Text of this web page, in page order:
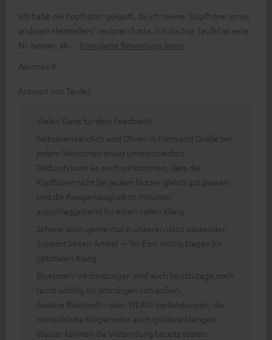
Ich habe die Kopfhörer gekauft, da ich meine "Kopfhörer eines
anderen Herstellers" verloren hatte. Ich dachte Teufel ist eine
Nr. besser, ab
Komplette Bewertung lesen
Norman B.
Antwort von Teufel:
Vielen Dank für dein Feedback!
Selbstverständlich sind Ohren in Form und Größe bei
jedem Menschen etwas unterschiedlich.
Dadurch kann es auch vorkommen, dass die
Kopfhörer nicht bei jedem Nutzer gleich gut passen -
und die Passgenauigkeit ist mitunter
ausschlaggebend für einen vollen Klang.
Schaue auch gerne mal in unseren dazu passenden
Support Seiten Artikel -> "In-Ears richtig tragen für
optimalen Klang"
Bluetooth-Verbindungen sind auch heutzutage noch
recht anfällig für Störungen von außen.
Andere Bluetooth- oder WLAN-Verbindungen, der
menschliche Körper oder auch größere Mengen
Wasser können die Verbindung bereits stören.